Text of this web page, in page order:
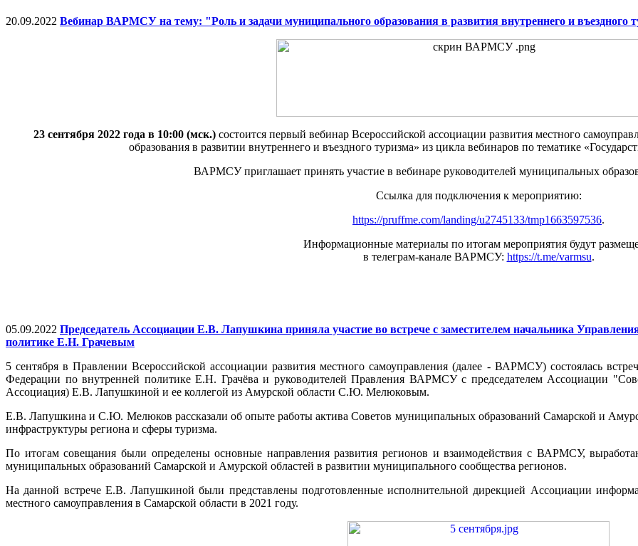
20.09.2022 Вебинар ВАРМСУ на тему: "Роль и задачи муниципального образования в развития внутреннего и въездного
23 сентября 2022 года в 10:00 (мск.) состоится первый вебинар Всероссийской ассоциации развития местного
образования в развитии внутреннего и въездного туризма» из цикла вебинаров по тематике
ВАРМСУ приглашает принять участие в вебинаре руководителей муниципальных
Ссылка для подключения к мероприятию:
https://pruffme.com/landing/u2745133/tmp1663597536.
Информационные материалы по итогам мероприятия будут
в телеграм-канале ВАРМСУ: https://t.me/varmsu.
05.09.2022 Председатель Ассоциации Е.В. Лапушкина приняла участие во встрече с заместителем начальника
политике Е.Н. Грачевым
5 сентября в Правлении Всероссийской ассоциации развития местного самоуправления (далее - ВАРМСУ) состоялась
Федерации по внутренней политике Е.Н. Грачёва и руководителей Правления ВАРМСУ с председателем Ассоциации
Ассоциация) Е.В. Лапушкиной и ее коллегой из Амурской области С.Ю. Мелюковым.
Е.В. Лапушкина и С.Ю. Мелюков рассказали об опыте работы актива Советов муниципальных образований Самарской и
инфраструктуры региона и сферы туризма.
По итогам совещания были определены основные направления развития регионов и взаимодействия с ВАРМСУ,
муниципальных образований Самарской и Амурской областей в развитии муниципального сообщества регионов.
На данной встрече Е.В. Лапушкиной были представлены подготовленные исполнительной дирекцией Ассоциации
местного самоуправления в Самарской области в 2021 году.